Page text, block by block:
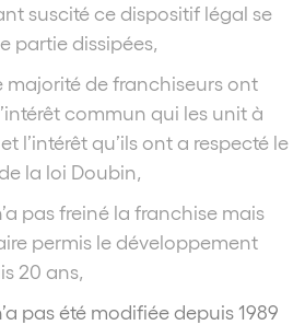
suscité ce dispositif légal se
partie dissipées,
majorité de franchiseurs ont
commun qui les unit à
l’intérêt qu’ils ont a respecté le
la loi Doubin,
pas freiné la franchise mais
permis le développement
20 ans,
pas été modifiée depuis 1989